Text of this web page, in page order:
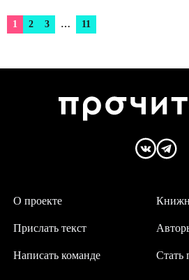
1 2 3 … 11
О проекте
Написать команде
Прислать текст
Стать